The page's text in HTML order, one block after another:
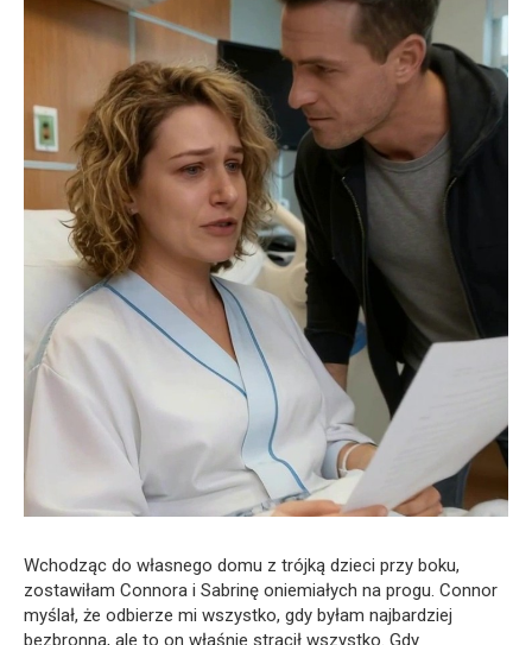
Wchodząc do własnego domu z trójką dzieci przy boku,
zostawiłam Connora i Sabrinę oniemiałych na progu. Connor
myślał, że odbierze mi wszystko, gdy byłam najbardziej
bezbronna, ale to on właśnie stracił wszystko. Gdy